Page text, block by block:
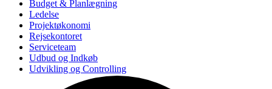
Budget & Planlægning
Ledelse
Projektøkonomi
Rejsekontoret
Serviceteam
Udbud og Indkøb
Udvikling og Controlling
ØA-systemer